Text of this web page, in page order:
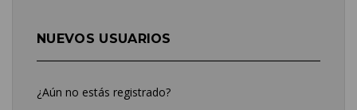
NUEVOS USUARIOS
¿Aún no estás registrado?